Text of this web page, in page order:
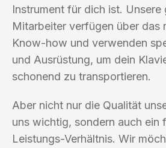
Instrument für dich ist. Unsere
Mitarbeiter verfügen über das
Know-how und verwenden
und Ausrüstung, um dein
schonend zu transportieren.
Aber nicht nur die Qualität
uns wichtig, sondern auch ein
Leistungs-Verhältnis. Wir